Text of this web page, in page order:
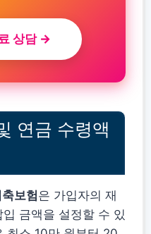
상담 →
연금 수령액
보험은 가입자의 재
금액을 설정할 수 있